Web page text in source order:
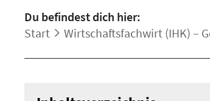
Du befindest dich hier:
Start
Wirtschaftsfachwirt (IHK) –